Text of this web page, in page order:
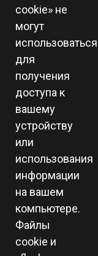
cookie» не
могут
использоваться
для
получения
доступа к
вашему
устройству
или
использования
информации
на вашем
компьютере.
Файлы
cookie и